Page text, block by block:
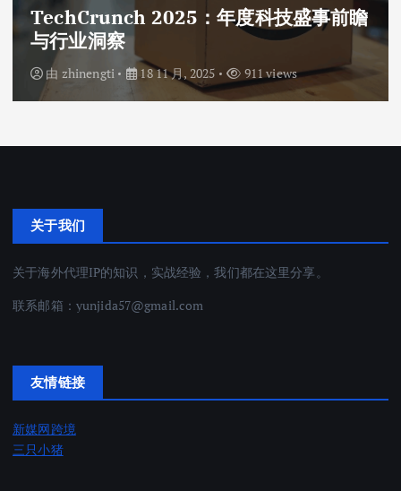
TechCrunch 2025：年度科技盛事前瞻
与行业洞察
由 zhinengti 18 11 月, 2025 911 views
关于我们
关于海外代理IP的知识，实战经验，我们都在这里分享。
联系邮箱： yunjida57@gmail.com
友情链接
新媒网跨境
三只小猪